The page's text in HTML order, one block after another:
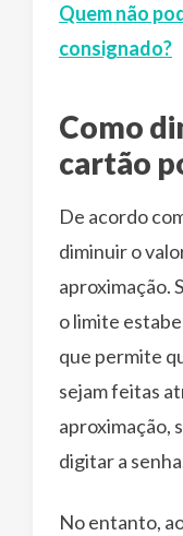
Quem não
consignado?
Como
cartão
De acordo
diminuir o
aproximação.
o limite
que permite
sejam feitas
aproximação,
digitar a
No entanto,